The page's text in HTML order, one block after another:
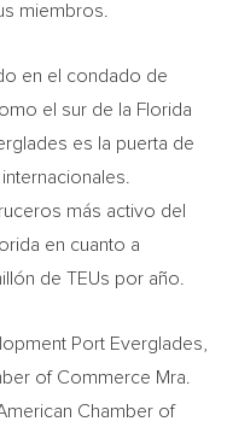
miembros.
en el condado de
el sur de la Florida
es la puerta de
más activo del
en cuanto a
de TEUs por año.
Port Everglades,
of Commerce Mra.
Chamber of